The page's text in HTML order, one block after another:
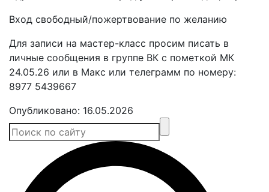
Вход свободный/пожертвование по желанию
Для записи на мастер-класс просим писать в
личные сообщения в группе ВК с пометкой МК
24.05.26 или в Макс или телеграмм по номеру:
8977 5439667
Опубликовано: 16.05.2026